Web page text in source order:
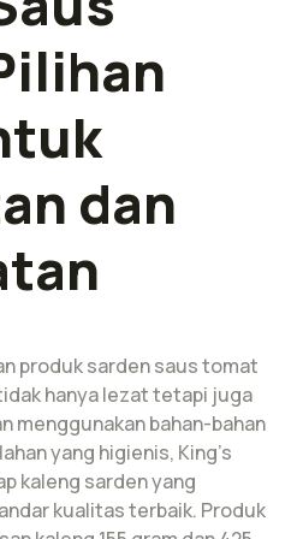
dan
produk sarden saus tomat
hanya lezat tetapi juga
menggunakan bahan-bahan
yang higienis, King’s
kaleng sarden yang
kualitas terbaik. Produk